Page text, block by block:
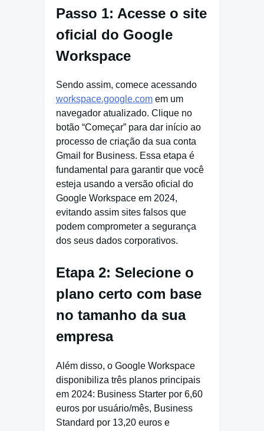
Passo 1: Acesse o site
oficial do Google
Workspace
Sendo assim, comece acessando
workspace.google.com em um
navegador atualizado. Clique no
botão “Começar” para dar início ao
processo de criação da sua conta
Gmail for Business. Essa etapa é
fundamental para garantir que você
esteja usando a versão oficial do
Google Workspace em 2024,
evitando assim sites falsos que
podem comprometer a segurança
dos seus dados corporativos.
Etapa 2: Selecione o
plano certo com base
no tamanho da sua
empresa
Além disso, o Google Workspace
disponibiliza três planos principais
em 2024: Business Starter por 6,60
euros por usuário/mês, Business
Standard por 13,20 euros e